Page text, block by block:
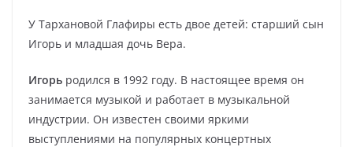
У Тархановой Глафиры есть двое детей: старший сын
Игорь и младшая дочь Вера.
Игорь родился в 1992 году. В настоящее время он
занимается музыкой и работает в музыкальной
индустрии. Он известен своими яркими
выступлениями на популярных концертных